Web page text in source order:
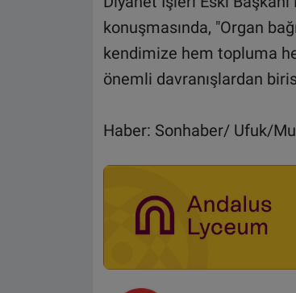
konuşmasında, "Organ
kendimize hem topluma
önemli davranışlardan
Haber: Sonhaber/ Ufuk/